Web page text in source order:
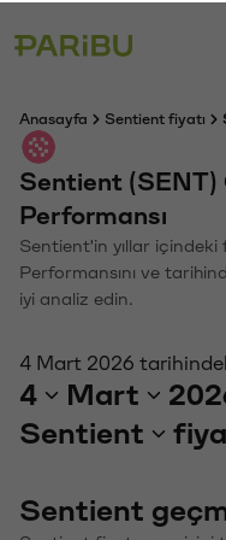
Anasayfa Sentient fiyatı
Sentient (SENT)
Performansı
Sentient'in yıllar içindeki
Performansını ve
iyi analiz edin.
4 Mart 2026
4 Mart
Sentient
Sentient